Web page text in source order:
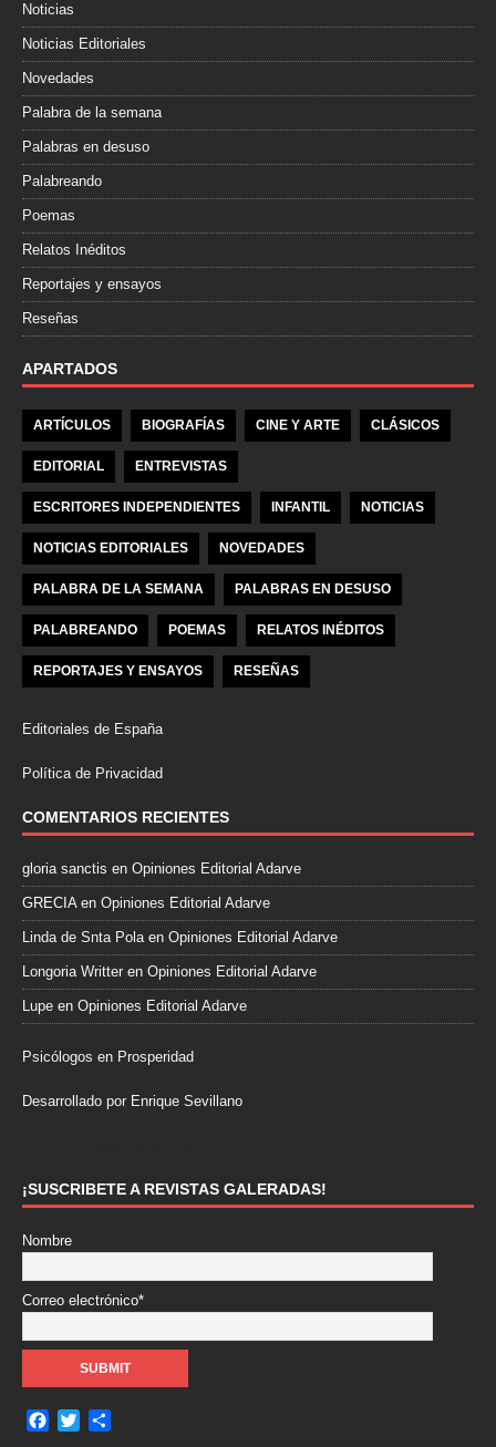
Noticias
Noticias Editoriales
Novedades
Palabra de la semana
Palabras en desuso
Palabreando
Poemas
Relatos Inéditos
Reportajes y ensayos
Reseñas
APARTADOS
ARTÍCULOS BIOGRAFÍAS CINE Y ARTE CLÁSICOS
EDITORIAL ENTREVISTAS
ESCRITORES INDEPENDIENTES INFANTIL NOTICIAS
NOTICIAS EDITORIALES NOVEDADES
PALABRA DE LA SEMANA PALABRAS EN DESUSO
PALABREANDO POEMAS RELATOS INÉDITOS
REPORTAJES Y ENSAYOS RESEÑAS
Editoriales de España
Política de Privacidad
COMENTARIOS RECIENTES
gloria sanctis en Opiniones Editorial Adarve
GRECIAen Opiniones Editorial Adarve
Linda de Snta Polaen Opiniones Editorial Adarve
Longoria Writter en Opiniones Editorial Adarve
Lupe en Opiniones Editorial Adarve
Psicólogos en Prosperidad
Desarrollado por Enrique Sevillano
¡SUSCRIBETE A REVISTAS GALERADAS!
Nombre
Correo electrónico*